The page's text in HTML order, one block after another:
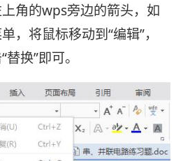
角的wps旁边的箭头，如
，将鼠标移动到“编辑”，
换”即可。